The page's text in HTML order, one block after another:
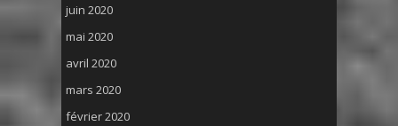
juin 2020
mai 2020
avril 2020
mars 2020
février 2020